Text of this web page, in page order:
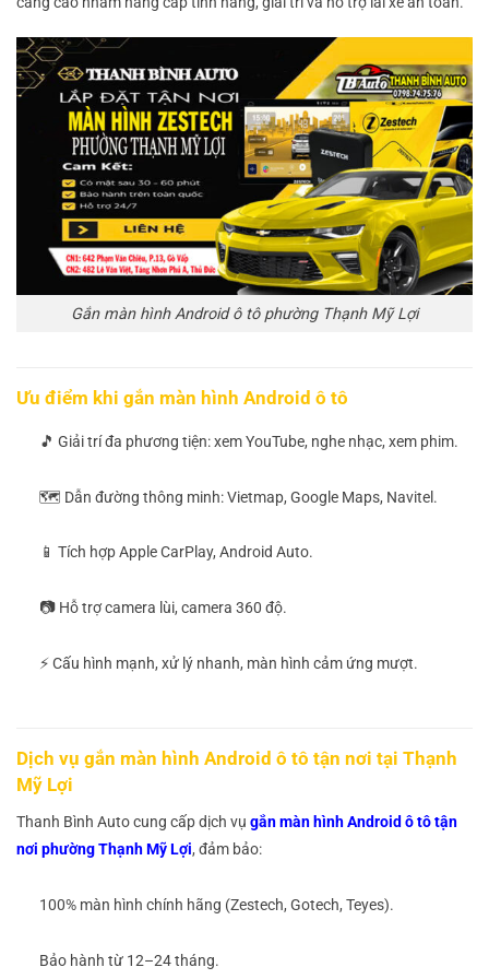
Gắn màn hình Android ô tô phường Thạnh Mỹ Lợi
Ưu điểm khi gắn màn hình Android ô tô
🎵 Giải trí đa phương tiện: xem YouTube, nghe nhạc, xem phim.
🗺 Dẫn đường thông minh: Vietmap, Google Maps, Navitel.
📱 Tích hợp Apple CarPlay, Android Auto.
📷 Hỗ trợ camera lùi, camera 360 độ.
⚡ Cấu hình mạnh, xử lý nhanh, màn hình cảm ứng mượt.
Dịch vụ gắn màn hình Android ô tô tận nơi tại Thạnh
Mỹ Lợi
Thanh Bình Auto cung cấp dịch vụ gắn màn hình Android ô tô tận
nơi phường Thạnh Mỹ Lợi, đảm bảo:
100% màn hình chính hãng (Zestech, Gotech, Teyes).
Bảo hành từ 12–24 tháng.